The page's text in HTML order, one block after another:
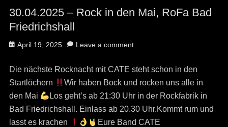
30.04.2025 – Rock in den Mai, RoFa Bad
Friedrichshall
Posted
April 19, 2025 Leave a comment
Die nächste Rocknacht mit CATE steht schon in den
Startlöchern
Wir haben Bock und rocken uns alle in
den Mai
Los geht’s ab 21:30 Uhr in der Rockfabrik in
Bad Friedrichshall. Einlass ab 20.30 Uhr.Kommt rum und
lasst es krachen
Eure Band CATE